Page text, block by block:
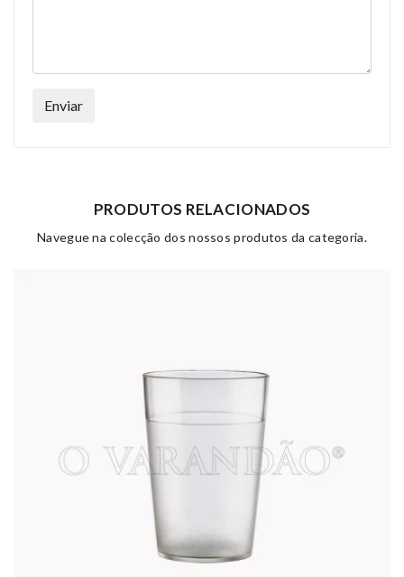
Enviar
PRODUTOS RELACIONADOS
Navegue na colecção dos nossos produtos da categoria.